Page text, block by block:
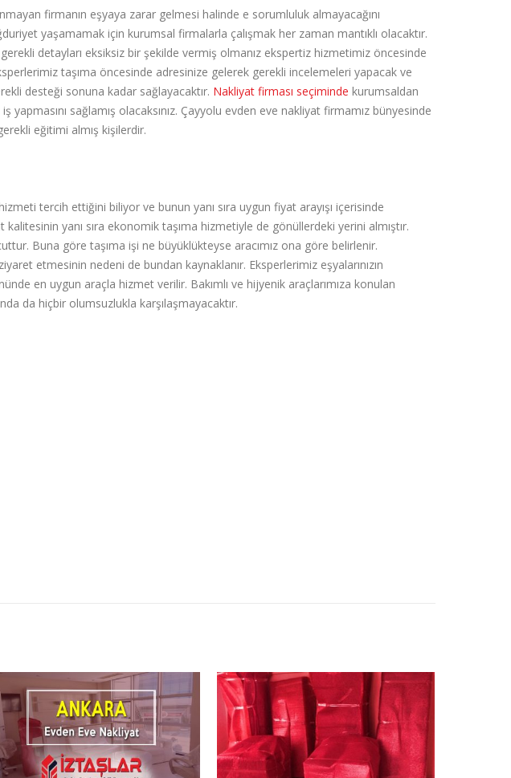
firmanın eşyaya zarar gelmesi halinde e sorumluluk almayacağını
yaşamamak için kurumsal firmalarla çalışmak her zaman mantıklı olacaktır.
detayları eksiksiz bir şekilde vermiş olmanız ekspertiz hizmetimiz öncesinde
taşıma öncesinde adresinize gelerek gerekli incelemeleri yapacak ve
desteği sonuna kadar sağlayacaktır. Nakliyat firması seçiminde kurumsaldan
yapmasını sağlamış olacaksınız. Çayyolu evden eve nakliyat firmamız bünyesinde
eğitimi almış kişilerdir.
tercih ettiğini biliyor ve bunun yanı sıra uygun fiyat arayışı içerisinde
yanı sıra ekonomik taşıma hizmetiyle de gönüllerdeki yerini almıştır.
Buna göre taşıma işi ne büyüklükteyse aracımız ona göre belirlenir.
etmesinin nedeni de bundan kaynaklanır. Eksperlerimiz eşyalarınızın
en uygun araçla hizmet verilir. Bakımlı ve hijyenik araçlarımıza konulan
da hiçbir olumsuzlukla karşılaşmayacaktır.